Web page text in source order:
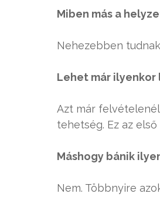
Miben más a
Nehezebben
Lehet már ilyenkor
Azt már
tehetség. Ez az
Máshogy bánik
Nem. Többnyire